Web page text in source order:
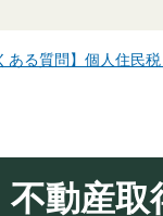
ある質問】個人住民
動産